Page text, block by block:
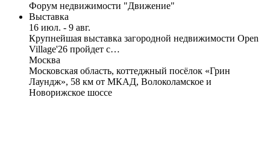
Форум недвижимости "Движение"
Выставка
16 июл. - 9 авг.
Крупнейшая выставка загородной недвижимости Open
Village'26 пройдет с…
Москва
Московская область, коттеджный посёлок «Грин
Лаундж», 58 км от МКАД, Волоколамское и
Новорижское шоссе